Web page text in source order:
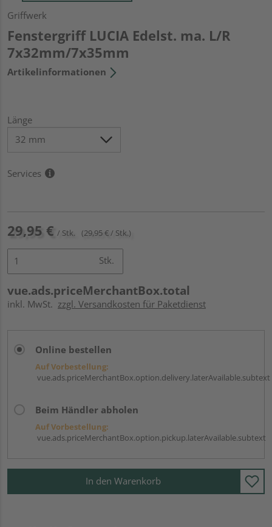
Griffwerk
Fenstergriff LUCIA Edelst. ma. L/R
7x32mm/7x35mm
Artikelinformationen
Länge
Services
29,95 € / Stk. (29,95 € / Stk.)
Stk.
vue.ads.priceMerchantBox.total
inkl. MwSt. zzgl. Versandkosten für Paketdienst
Online bestellen
Auf Vorbestellung:
vue.ads.priceMerchantBox.option.delivery.laterAvailable.subtext
Beim Händler abholen
Auf Vorbestellung:
vue.ads.priceMerchantBox.option.pickup.laterAvailable.subtext
In den Warenkorb